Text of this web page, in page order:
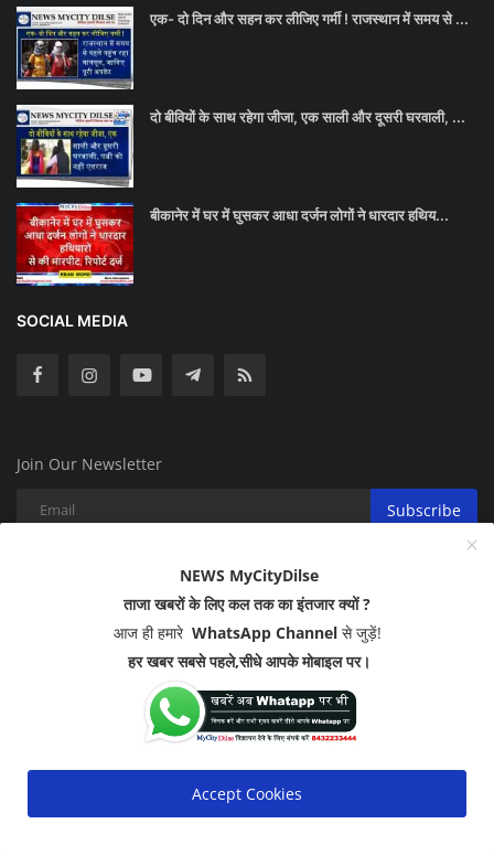
एक- दो दिन और सहन कर लीजिए गर्मी ! राजस्थान में समय से ...
दो बीवियों के साथ रहेगा जीजा, एक साली और दूसरी घरवाली, ...
बीकानेर में घर में घुसकर आधा दर्जन लोगों ने धारदार हथिय...
SOCIAL MEDIA
Join Our Newsletter
Subscribe
Copyright 2023 - All Rights Reserved.
Privacy Policy
NEWS MyCityDilse
ताजा खबरों के लिए कल तक का इंतजार क्यों ?
आज ही हमारे WhatsApp Channelसे जुड़ें!
हर खबर सबसे पहले,सीधे आपके मोबाइल पर।
Accept Cookies